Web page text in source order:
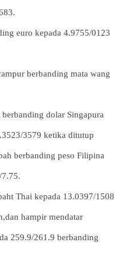
euro kepada 4.9755/0123
berbanding mata wang
dolar Singapura
3579 ketika ditutup
berbanding peso Filipina
Thai kepada 13.0397/1508
hampir mendatar
259.9/261.9 berbanding